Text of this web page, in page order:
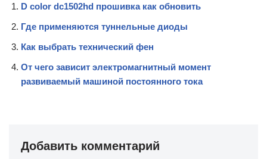
D color dc1502hd прошивка как обновить
Где применяются туннельные диоды
Как выбрать технический фен
От чего зависит электромагнитный момент
развиваемый машиной постоянного тока
Добавить комментарий